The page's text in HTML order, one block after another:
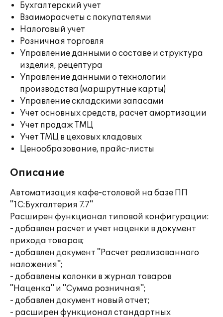
Бухгалтерский учет
Взаиморасчеты с покупателями
Налоговый учет
Розничная торговля
Управление данными о составе и структура
изделия, рецептура
Управление данными о технологии
производства (маршрутные карты)
Управление складскими запасами
Учет основных средств, расчет амортизации
Учет продаж ТМЦ
Учет ТМЦ в цеховых кладовых
Ценообразование, прайс-листы
Описание
Автоматизация кафе-столовой на базе ПП
"1С:Бухгалтерия 7.7"
Расширен функционал типовой конфигурации:
- добавлен расчет и учет наценки в документ
прихода товаров;
- добавлен документ "Расчет реализованного
наложения";
- добавлены колонки в журнал товаров
"Наценка" и "Сумма розничная";
- добавлен документ новый отчет;
- расширен функционал стандартных